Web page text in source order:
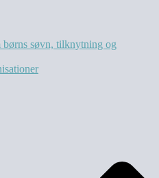
søvn, tilknytning og